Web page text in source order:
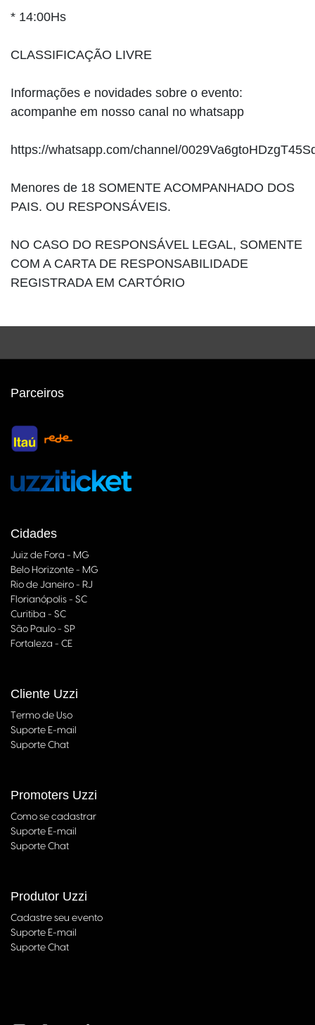
* 14:00Hs
CLASSIFICAÇÃO LIVRE
Informações e novidades sobre o evento:
acompanhe em nosso canal no whatsapp
https://whatsapp.com/channel/
Menores de 18 SOMENTE ACOMPANHADO DOS
PAIS. OU RESPONSÁVEIS.
NO CASO DO RESPONSÁVEL LEGAL, SOMENTE
COM A CARTA DE RESPONSABILIDADE
REGISTRADA EM CARTÓRIO
Parceiros
Cidades
Juiz de Fora - MG
Belo Horizonte - MG
Rio de Janeiro - RJ
Florianópolis - SC
Curitiba - SC
São Paulo - SP
Fortaleza - CE
Cliente Uzzi
Termo de Uso
Suporte E-mail
Suporte Chat
Promoters Uzzi
Como se cadastrar
Suporte E-mail
Suporte Chat
Produtor Uzzi
Cadastre seu evento
Suporte E-mail
Suporte Chat